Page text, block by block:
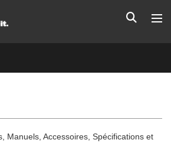
Manuels, Accessoires, Spécifications et